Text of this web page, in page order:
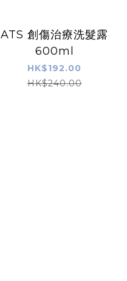
ATS 創傷治療洗髮露
600ml
HK$192.00
HK$240.00